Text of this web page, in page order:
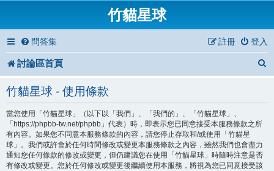
竹貓星球
問答集 登入
註冊
討論區首頁
竹貓星球 - 使用條款
當您使用「竹貓星球」（以下以「我們」、「我們的」、「竹貓星球」、
「https://phpbb-tw.net/phpbb」代表）時，即表示您已同意接受本服務條款之所
有內容。如果您不同意本服務條款的內容，請您停止存取和/或使用「竹貓星
球」。我們或許會於任何時間修改或變更本服務條款之內容，雖然我們也會盡力
通知您任何條款的修改或變更，但仍建議您在使用「竹貓星球」時隨時注意是否
有修改或變更。您於任何修改或變更後繼續使用本服務，將視為您已同意接受該